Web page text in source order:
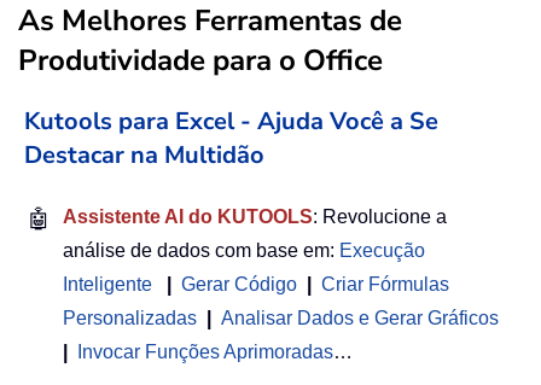
As Melhores Ferramentas de
Produtividade para o Office
Kutools para Excel - Ajuda Você a Se
Destacar na Multidão
🤖 Assistente AI do KUTOOLS: Revolucione a
análise de dados com base em: Execução
Inteligente
Gerar Código
Criar Fórmulas
Personalizadas
Analisar Dados e Gerar Gráficos
Invocar Funções Aprimoradas…